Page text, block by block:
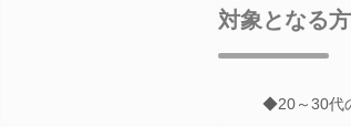
対象となる方
◆20～30代